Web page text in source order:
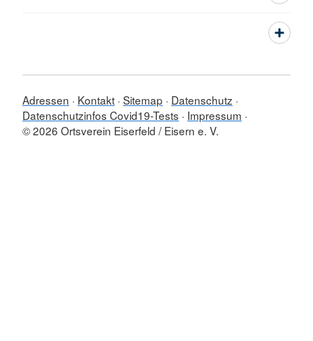
Adressen Kontakt Sitemap
Datenschutz
Datenschutzinfos Covid19-Tests
Impressum
© 2026 Ortsverein Eiserfeld / Eisern e. V.